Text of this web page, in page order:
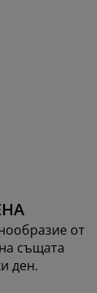
от
същата
ден.